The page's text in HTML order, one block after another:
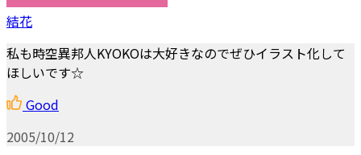
結花
私も時空異邦人KYOKOは大好きなのでぜひイラスト化して
ほしいです☆
Good
2005/10/12